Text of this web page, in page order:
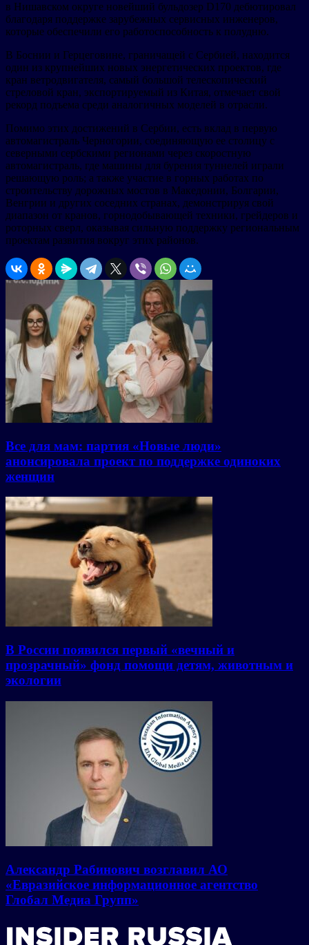
в Нишавском округе новейший бульдозер D170 дебютировал
благодаря поддержке зарубежных сервисных инженеров,
которые обеспечили его работоспособность к полудню.
В Боснии и Герцеговине, граничащей с Сербией, находится
один из крупнейших новых энергетических проектов, где
кран ветродвигателя, самый большой телескопический
стреловой кран, экспортируемый из Китая, отмечает свой
рекорд подъема среди аналогичных моделей в отрасли.
Помимо этих достижений в Сербии, есть вклад в первую
автомагистраль Черногории, соединяющую ее столицу с
северными сербскими регионами через скоростную
автомагистраль, где машины для бурения туннелей играли
решающую роль; а также участие в горных работах по
строительству дорожных мостов в Македонии, Болгарии,
Венгрии и других соседних странах, демонстрируя свой
диапазон от кранов, горнодобывающей техники, грейдеров и
роторных сверл, оказывая сильную поддержку региональным
проектам развития вокруг этих районов.
Все для мам: партия «Новые люди»
анонсировала проект по поддержке одиноких
женщин
В России появился первый «вечный и
прозрачный» фонд помощи детям, животным и
экологии
Александр Рабинович возглавил АО
«Евразийское информационное агентство
Глобал Медиа Групп»